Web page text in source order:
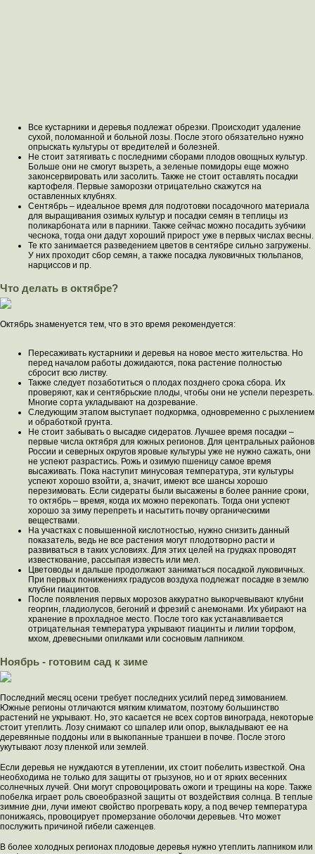
Все кустарники и деревья подлежат обрезки. Происходит удаление
сухой, поломанной и больной лозы. После этого обязательно нужно
опрыскать культуры от вредителей и болезней.
Не стоит затягивать с последними сборами плодов овощных культур.
Больше они не смогут вызреть, а зеленые помидоры еще можно
законсервировать или засолить. Также не стоит оставлять посадки
картофеля. Первые заморозки отрицательно скажутся на
оставленных клубнях.
Сентябрь – идеальное время для подготовки посадочного материала
для выращивания озимых культур и посадки семян в теплицы из
поликарбоната или в парники. Также сейчас можно посадить зубчики
чеснока, тогда они дадут хороший прирост уже в первых числах весны.
Те кто занимается разведением цветов в сентябре сильно загружены.
У них проходит сбор семян, а также посадка луковичных тюльпанов,
нарциссов и пр.
Что делать в октябре?
Октябрь знаменуется тем, что в это время рекомендуется:
Пересаживать кустарники и деревья на новое место жительства. Но
перед началом работы дожидаются, пока растение полностью
сбросит всю листву.
Также следует позаботиться о плодах позднего срока сбора. Их
проверяют, как и сентябрьские плоды, чтобы они не успели перезреть.
Многие сорта укладывают на дозревание.
Следующим этапом выступает подкормка, одновременно с рыхлением
и обработкой грунта.
Не стоит забывать о высадке сидератов. Лучшее время посадки –
первые числа октября для южных регионов. Для центральных районов
России и северных округов яровые культуры уже не нужно сажать, они
не успеют разрастись. Рожь и озимую пшеницу самое время
высаживать. Пока наступит минусовая температура, эти культуры
успеют хорошо взойти, а, значит, имеют все шансы хорошо
перезимовать. Если сидераты были высажены в более ранние сроки,
то октябрь – время, когда их можно перекопать. Тогда они успеют
хорошо за зиму перепреть и насытить почву органическими
веществами.
На участках с повышенной кислотностью, нужно снизить данный
показатель, ведь не все растения могут плодотворно расти и
развиваться в таких условиях. Для этих целей на грудках проводят
известкование, рассыпая известь или мел.
Цветоводы и дальше продолжают заниматься посадкой луковичных.
При первых понижениях градусов воздуха подлежат посадке в землю
клубни гиацинтов.
После появления первых морозов аккуратно выкорчевывают клубни
георгин, гладиолусов, бегоний и фрезий с анемонами. Их убирают на
хранение в прохладное место. После того как устанавливается
отрицательная температура укрывают гиацинты и лилии торфом,
мхом, древесными опилками или сосновым лапником.
Ноябрь - готовим сад к зиме
Последний месяц осени требует последних усилий перед зимованием.
Южные регионы отличаются мягким климатом, поэтому большинство
растений не укрывают. Но, это касается не всех сортов винограда, некоторые
стоит утеплить. Лозу снимают со шпалер или опор, выкладывают ее на
деревянные поддоны или в выкопанные траншеи в почве. После этого
укутывают лозу пленкой или землей.
Если деревья не нуждаются в утеплении, их стоит побелить известкой. Она
необходима не только для защиты от грызунов, но и от ярких весенних
солнечных лучей. Они могут спровоцировать ожоги и трещины на коре. Также
побелка играет роль своеобразной защиты от воздействия солнца. В теплые
зимние дни, лучи имеют свойство прогревать кору, а под вечер температура
понижаясь, провоцирует промерзание оболочки деревьев. Что может
послужить причиной гибели саженцев.
В более холодных регионах плодовые деревья нужно утеплить лапником или